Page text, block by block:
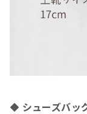
シューズバッ